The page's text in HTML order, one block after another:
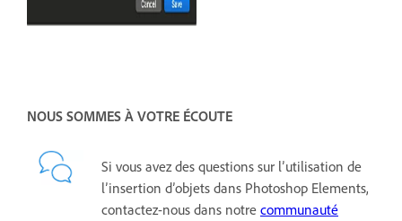
NOUS SOMMES À VOTRE ÉCOUTE
Si vous avez des questions sur l’utilisation de
l’insertion d’objets dans Photoshop Elements,
contactez-nous dans notre communauté